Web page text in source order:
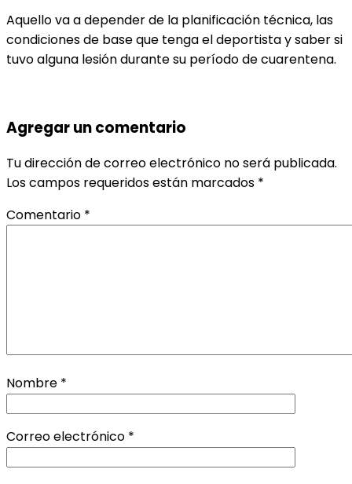
Aquello va a depender de la planificación técnica, las
condiciones de base que tenga el deportista y saber si
tuvo alguna lesión durante su período de cuarentena.
Agregar un comentario
Tu dirección de correo electrónico no será publicada.
Los campos requeridos están marcados *
Comentario *
Nombre *
Correo electrónico *